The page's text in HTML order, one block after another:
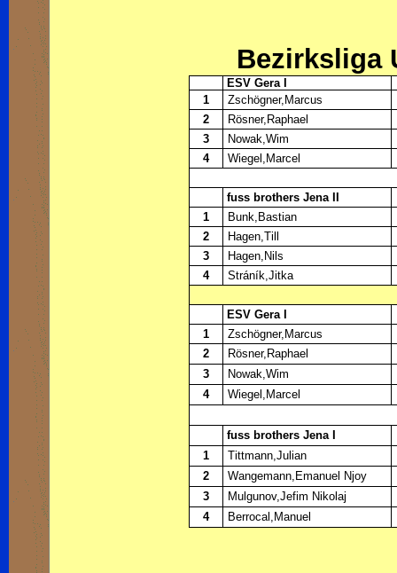
Bezirksliga
ESV Gera I
1
Zschögner,Marcus
2
Rösner,Raphael
3
Nowak,Wim
4
Wiegel,Marcel
fuss brothers Jena II
1
Bunk,Bastian
2
Hagen,Till
3
Hagen,Nils
4
Stráník,Jitka
ESV Gera I
1
Zschögner,Marcus
2
Rösner,Raphael
3
Nowak,Wim
4
Wiegel,Marcel
fuss brothers Jena I
1
Tittmann,Julian
2
Wangemann,Emanuel Njoy
3
Mulgunov,Jefim Nikolaj
4
Berrocal,Manuel